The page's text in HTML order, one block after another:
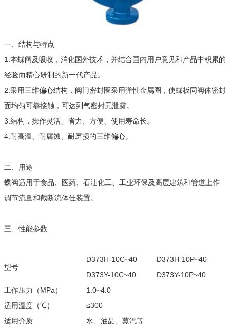
一、结构与特点
1.本蝶阀及吸收，消化国外技术，并结合国内用户意见和产品中积累的
经验而精心研制的新一代产品。
2.采用三维偏心结构，阀门密封圈采用弹性金属圈，使蝶板同阀体密封
面均匀可靠接触，可达到气密封无泄露。
3.结构，操作灵活、省力、方便、使用寿命长。
4.耐高温、耐腐蚀、耐磨损的三维偏心。
二、用途
蝶阀适用于食品、医药、石油化工、工业环保及高层建筑和管道上作
调节流量和截断流体佳装置。
三、性能参数
型号
D373H-10C~40
D373Y-10C~40
D373H-10P~40
D373Y-10P~40
工作压力（MPa）
1.0~4.0
适用温度（℃）
≤300
适用介质
水、油品、蒸汽等